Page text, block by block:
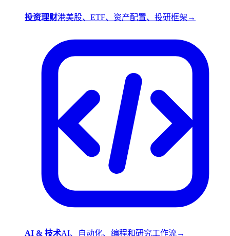
投资理财港美股、ETF、资产配置、投研框架 →
AI & 技术AI、自动化、编程和研究工作流→